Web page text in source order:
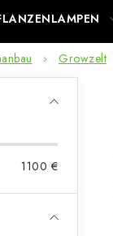
Growzelt
1100 €